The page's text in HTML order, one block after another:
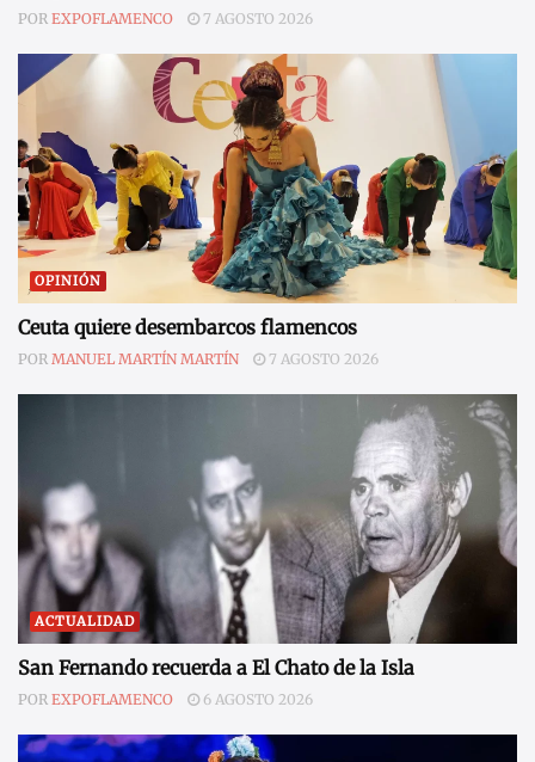
POR EXPOFLAMENCO 7 AGOSTO 2026
OPINIÓN
Ceuta quiere desembarcos flamencos
POR MANUEL MARTÍN MARTÍN 7 AGOSTO 2026
ACTUALIDAD
San Fernando recuerda a El Chato de la Isla
POR EXPOFLAMENCO 6 AGOSTO 2026